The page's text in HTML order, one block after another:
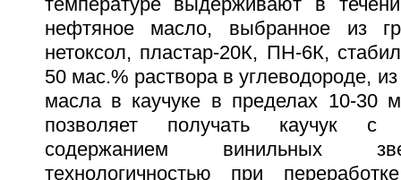
температуре выдерживают в
нефтяное масло, выбранное из
нетоксол, пластар-20К, ПН-6К,
50 мас.% раствора в углеводороде,
масла в каучуке в пределах 10-30
позволяет получать каучук с
содержанием винильных
технологичностью при